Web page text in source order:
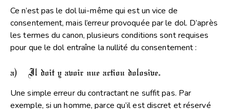
Ce n’est pas le dol lui-même qui est un vice de
consentement, mais l’erreur provoquée par le dol. D’après
les termes du canon, plusieurs conditions sont requises
pour que le dol entraîne la nullité du consentement :
a) Il doit y avoir une action dolosive.
Une simple erreur du contractant ne suffit pas. Par
exemple, si un homme, parce qu’il est discret et réservé